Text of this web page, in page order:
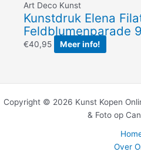
Art Deco Kunst
Kunstdruk Elena
Feldblumenparade
€40,95 Meer info!
Copyright © 2026 Kunst Kopen
& Foto op
Over